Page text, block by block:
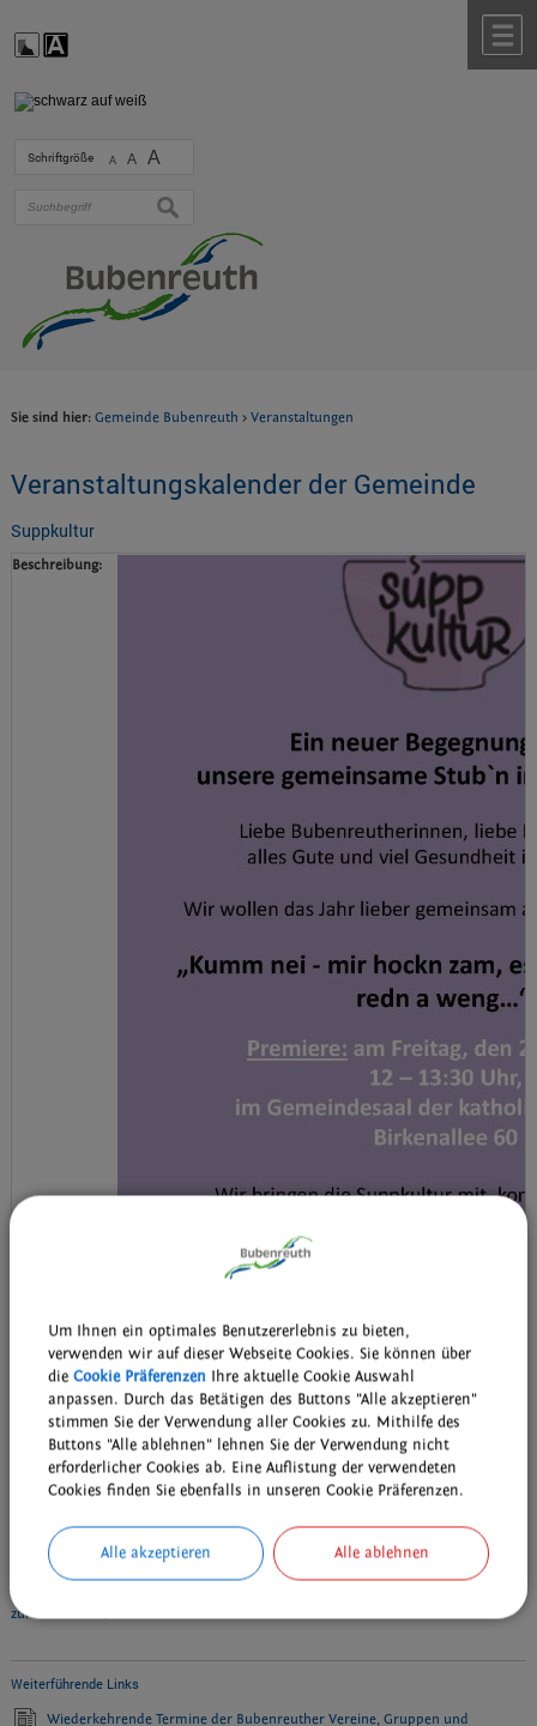
Schriftgröße A A A
suchen
Sie sind hier: Gemeinde Bubenreuth > Veranstaltungen
Veranstaltungskalender der Gemeinde
Suppkultur
Beschreibung:
Termin: 20.02.2026 von 12:00 bis 13:30 Uhr
Gemeindesaal der Katholischen Kirche, Birkenallee 60
Veranstalter:
www.suppkultur-erlangen.de
zurück zur Übersicht
Weiterführende Links
Wiederkehrende Termine der Bubenreuther Vereine, Gruppen und
Um Ihnen ein optimales Benutzererlebnis zu bieten,
verwenden wir auf dieser Webseite Cookies. Sie können über
die Cookie Präferenzen Ihre aktuelle Cookie Auswahl
anpassen. Durch das Betätigen des Buttons "Alle akzeptieren"
stimmen Sie der Verwendung aller Cookies zu. Mithilfe des
Buttons "Alle ablehnen" lehnen Sie der Verwendung nicht
erforderlicher Cookies ab. Eine Auflistung der verwendeten
Cookies finden Sie ebenfalls in unseren Cookie Präferenzen.
Alle akzeptieren Alle ablehnen